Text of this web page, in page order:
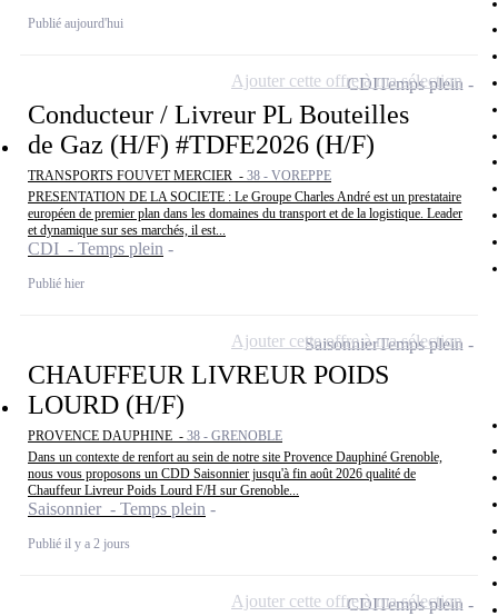
Publié aujourd'hui
Conducteur / Livreur PL Bouteilles
de Gaz (H/F) #TDFE2026 (H/F)
TRANSPORTS FOUVET MERCIER - 38 - VOREPPE
PRESENTATION DE LA SOCIETE : Le Groupe Charles André est un prestataire
européen de premier plan dans les domaines du transport et de la logistique. Leader
et dynamique sur ses marchés, il est...
CDI - Temps plein
Publié hier
CDITemps plein
Ajouter cette offre à ma sélection
CHAUFFEUR LIVREUR POIDS
LOURD (H/F)
PROVENCE DAUPHINE - 38 - GRENOBLE
Dans un contexte de renfort au sein de notre site Provence Dauphiné Grenoble,
nous vous proposons un CDD Saisonnier jusqu'à fin août 2026 qualité de
Chauffeur Livreur Poids Lourd F/H sur Grenoble...
Saisonnier - Temps plein
Publié il y a 2 jours
SaisonnierTemps plein
Ajouter cette offre à ma sélection
CDITemps plein
Ajouter cette offre à ma sélection